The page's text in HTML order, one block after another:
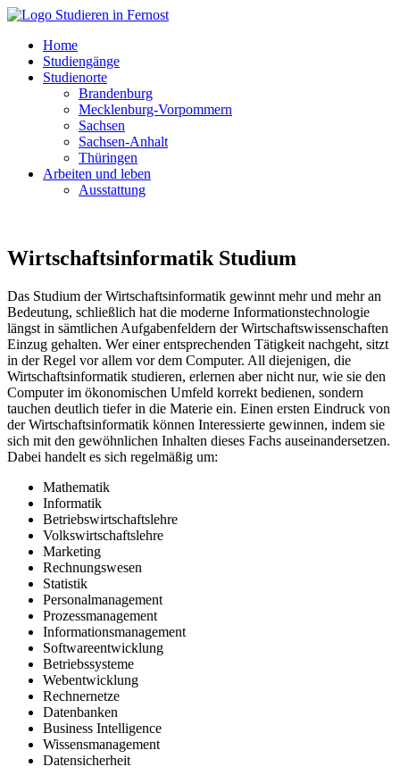
Home
Studiengänge
Studienorte
Brandenburg
Mecklenburg-Vorpommern
Sachsen
Sachsen-Anhalt
Thüringen
Arbeiten und leben
Ausstattung
Wirtschaftsinformatik Studium
Das Studium der Wirtschaftsinformatik gewinnt mehr und mehr an
Bedeutung, schließlich hat die moderne Informationstechnologie
längst in sämtlichen Aufgabenfeldern der Wirtschaftswissenschaften
Einzug gehalten. Wer einer entsprechenden Tätigkeit nachgeht, sitzt
in der Regel vor allem vor dem Computer. All diejenigen, die
Wirtschaftsinformatik studieren, erlernen aber nicht nur, wie sie den
Computer im ökonomischen Umfeld korrekt bedienen, sondern
tauchen deutlich tiefer in die Materie ein. Einen ersten Eindruck von
der Wirtschaftsinformatik können Interessierte gewinnen, indem sie
sich mit den gewöhnlichen Inhalten dieses Fachs auseinandersetzen.
Dabei handelt es sich regelmäßig um:
Mathematik
Informatik
Betriebswirtschaftslehre
Volkswirtschaftslehre
Marketing
Rechnungswesen
Statistik
Personalmanagement
Prozessmanagement
Informationsmanagement
Softwareentwicklung
Betriebssysteme
Webentwicklung
Rechnernetze
Datenbanken
Business Intelligence
Wissensmanagement
Datensicherheit